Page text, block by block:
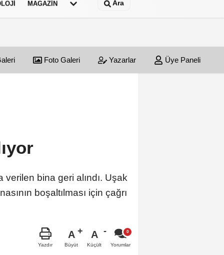
MAGAZIN Ara
Foto Galeri Yazarlar Üye Paneli
verilen bina geri alındı. Uşak
boşaltılması için çağrı
Yazdır
A
Büyüt
A
Küçült Yorumlar